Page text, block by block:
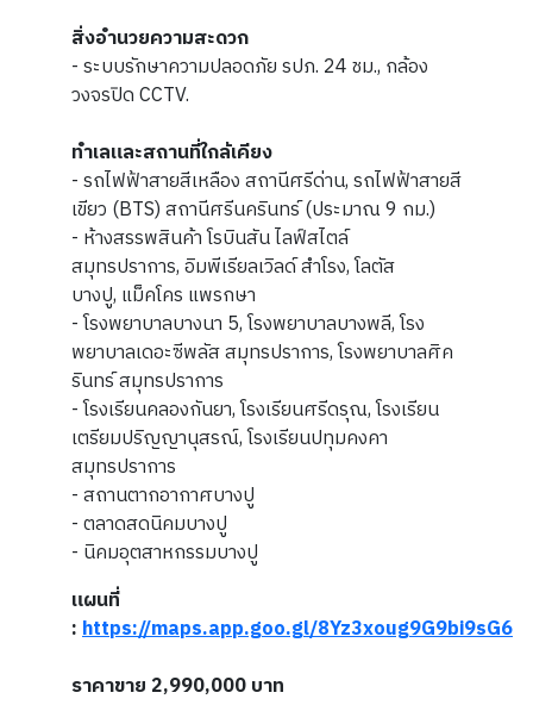
สิ่งอำนวยความสะดวก
- ระบบรักษาความปลอดภัย รปภ. 24 ชม., กล้อง
วงจรปิด CCTV.
ทำเลและสถานที่ใกล้เคียง
- รถไฟฟ้าสายสีเหลือง สถานีศรีด่าน, รถไฟฟ้าสายสี
เขียว (BTS) สถานีศรีนครินทร์ (ประมาณ 9 กม.)
- ห้างสรรพสินค้า โรบินสัน ไลฟ์สไตล์
สมุทรปราการ, อิมพีเรียลเวิลด์ สำโรง, โลตัส
บางปู, แม็คโคร แพรกษา
- โรงพยาบาลบางนา​ 5, โรงพยาบาลบางพลี, โรง
พยาบาลเดอะซีพลัส สมุทรปราการ, โรงพยาบาลศิค
รินทร์ สมุทรปราการ
- โรงเรียนคลองกันยา, โรงเรียนศรีดรุณ, โรงเรียน
เตรียมปริญญานุสรณ์, โรงเรียนปทุมคงคา
สมุทรปราการ
- สถานตากอากาศบางปู
- ตลาดสดนิคมบางปู
- นิคมอุตสาหกรรมบางปู
แผนที่
:https://maps.app.goo.gl/8Yz3xoug9G9bi9sG6
ราคาขาย 2,990,000 บาท